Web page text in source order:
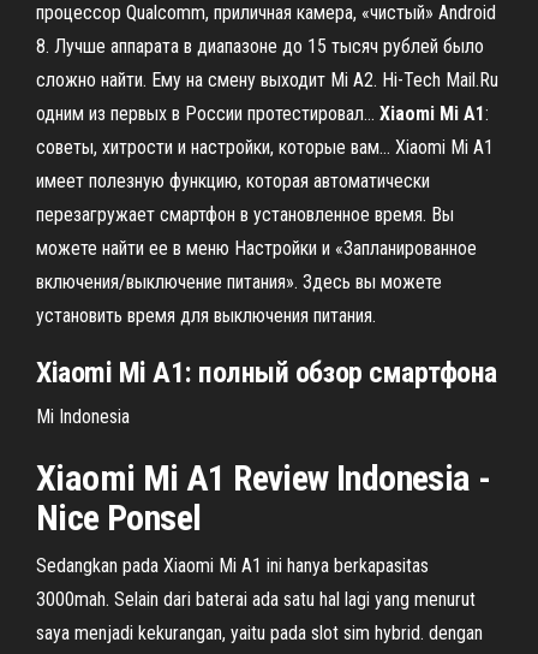
процессор Qualcomm, приличная камера, «чистый» Android
8. Лучше аппарата в диапазоне до 15 тысяч рублей было
сложно найти. Ему на смену выходит Mi A2. Hi-Tech Mail.Ru
одним из первых в России протестировал... Xiaomi Mi A1:
советы, хитрости и настройки, которые вам… Xiaomi Mi A1
имеет полезную функцию, которая автоматически
перезагружает смартфон в установленное время. Вы
можете найти ее в меню Настройки и «Запланированное
включения/выключение питания». Здесь вы можете
установить время для выключения питания.
Xiaomi Mi A1: полный обзор смартфона
Mi Indonesia
Xiaomi Mi A1 Review Indonesia -
Nice Ponsel
Sedangkan pada Xiaomi Mi A1 ini hanya berkapasitas
3000mah. Selain dari baterai ada satu hal lagi yang menurut
saya menjadi kekurangan, yaitu pada slot sim hybrid. dengan